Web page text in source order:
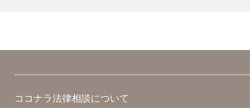
ココナラ法律相談について